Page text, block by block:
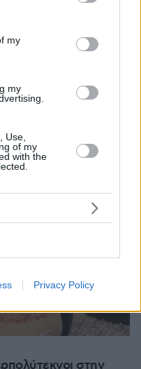
its third-party tags to
in below Google
my
my
Use,
of my
with the
Privacy Policy
στην